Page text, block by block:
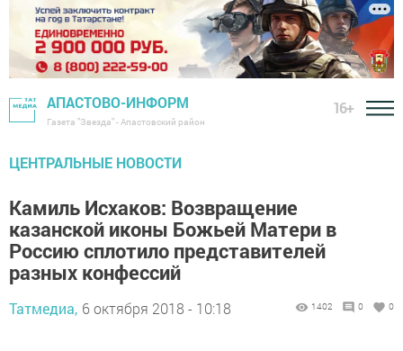
АПАСТОВО-ИНФОРМ
Газета "Звезда" - Апастовский район
16+
ЦЕНТРАЛЬНЫЕ НОВОСТИ
Камиль Исхаков: Возвращение
казанской иконы Божьей Матери в
Россию сплотило представителей
разных конфессий
Татмедиа, 6 октября 2018 - 10:18 1402 0 0